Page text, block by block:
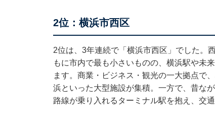
2位：横浜市西区
2位は、3年連続で「横浜市西区」でした。
もに市内で最も小さいものの、横浜駅や未
ます。商業・ビジネス・観光の一大拠点で
浜といった大型施設が集積。一方で、昔な
路線が乗り入れるターミナル駅を抱え、交